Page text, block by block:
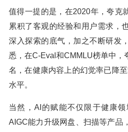
值得一提的是，在2020年，夸克
累积了客观的经验和用户需求，
深入探索的底气，加之不断研发
悉，在C-Eval和CMMLU榜单中，
名，在健康内容上的幻觉率已降
水平。
当然，AI的赋能不仅限于健康
AIGC能力升级网盘、扫描等产品